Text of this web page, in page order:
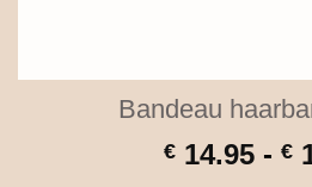
Bandeau
€ 14.95 - €